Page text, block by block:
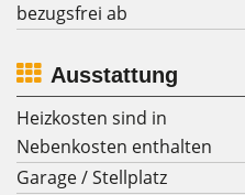
bezugsfrei ab
Ausstattung
Heizkosten sind in
Nebenkosten enthalten
Garage / Stellplatz